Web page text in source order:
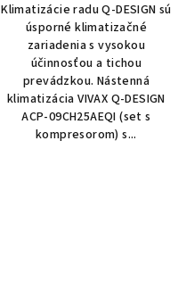
Klimatizácie radu Q-DESIGN sú
úsporné klimatizačné
zariadenia s vysokou
účinnosťou a tichou
prevádzkou. Nástenná
klimatizácia VIVAX Q-DESIGN
ACP-09CH25AEQI (set s
kompresorom) s...